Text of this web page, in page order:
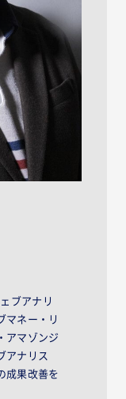
ブアナリ
マネー・リ
アマゾンジ
アナリス
成果改善を